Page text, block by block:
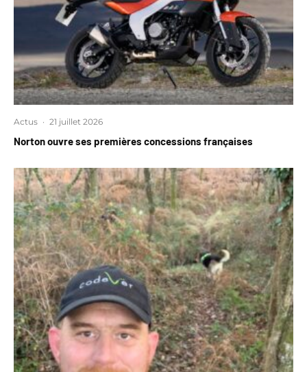
Actus · 21 juillet 2026
Norton ouvre ses premières concessions françaises